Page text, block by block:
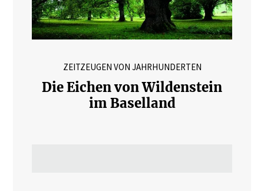
ZEITZEUGEN VON JAHRHUNDERTEN
Die Eichen von Wildenstein
im Baselland